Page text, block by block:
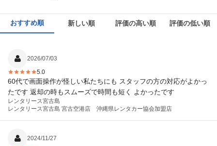
おすすめ順 新しい順 評価の高い順 評価の低い順
2026/07/03
5.0
60代で画面操作が怪しい私たちにも スタッフの方の対応がよかっ
たです 返却の時もスムーズで時間も短く よかったです
レンタリース宮古島
レンタリース宮古島 宮古空港店 沖縄県レンタカー協会加盟店
2024/11/27